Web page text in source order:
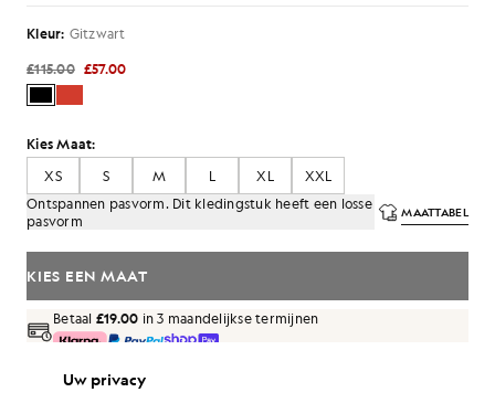
Kleur: Gitzwart
£115.00 £57.00
Kies Maat:
XS
S M L XL
XXL
Ontspannen pasvorm. Dit kledingstuk heeft een losse
pasvorm
MAATTABEL
KIES EEN MAAT
Betaal £19.00 in 3 maandelijkse termijnen
Gratis verzending bij bestellingen van meer dan £70
Thuisbezorging en afhaalpunten. Gratis retouneren ruilen.
Uw privacy